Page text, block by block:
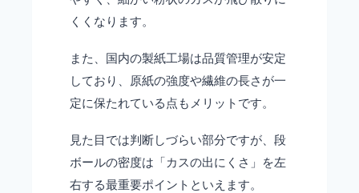
くくなります。
また、国内の製紙工場は品質管理が安定
しており、原紙の強度や繊維の長さが一
定に保たれている点もメリットです。
見た目では判断しづらい部分ですが、段
ボールの密度は「カスの出にくさ」を左
右する最重要ポイントといえます。